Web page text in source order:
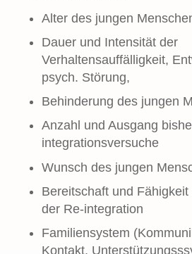
Alter des jungen
Dauer und Intensität der
Verhaltensauffälligkeit,
psych. Störung,
Behinderung des jungen
Anzahl und Ausgang
integrationsversuche
Wunsch des jungen
Bereitschaft und
der Re-integration
Familiensystem
Kontakt,